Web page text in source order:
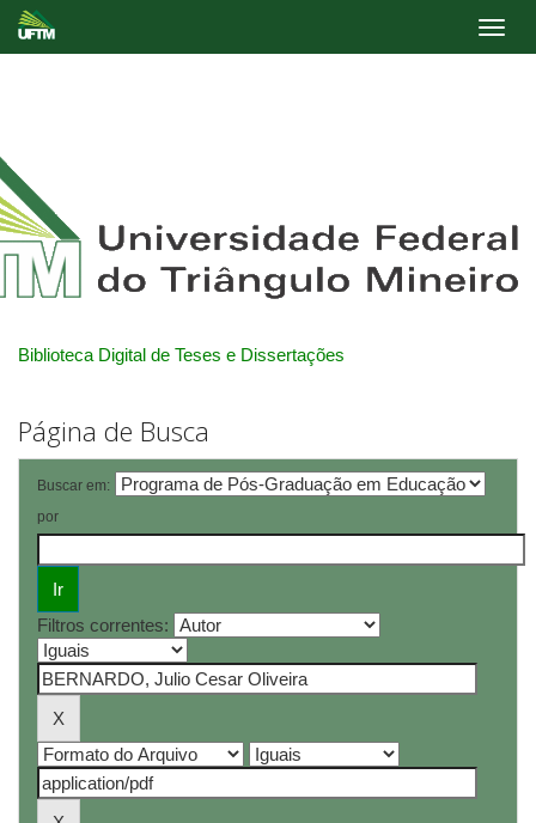
Biblioteca Digital de Teses e Dissertações
Página de Busca
Buscar em:
por
Filtros correntes: